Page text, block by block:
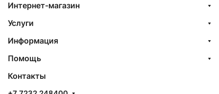
Интернет-магазин
Услуги
Информация
Помощь
Контакты